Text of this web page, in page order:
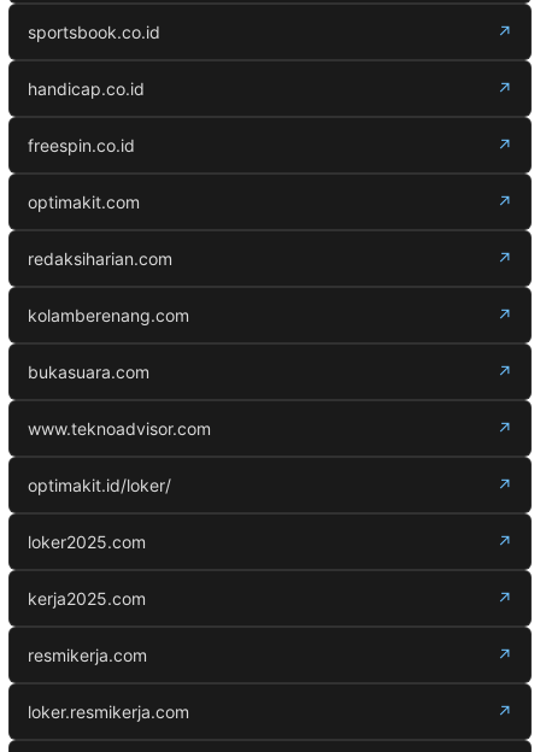
sportsbook.co.id ↗
handicap.co.id ↗
freespin.co.id ↗
optimakit.com ↗
redaksiharian.com ↗
kolamberenang.com ↗
bukasuara.com ↗
www.teknoadvisor.com ↗
optimakit.id/loker/ ↗
loker2025.com ↗
kerja2025.com ↗
resmikerja.com ↗
loker.resmikerja.com ↗